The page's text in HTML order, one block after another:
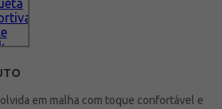
em malha com toque confortável e